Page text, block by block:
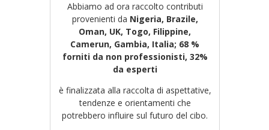
Abbiamo ad ora raccolto contributi
provenienti da Nigeria, Brazile,
Oman, UK, Togo, Filippine,
Camerun, Gambia, Italia; 68 %
forniti da non professionisti, 32%
da esperti
è finalizzata alla raccolta di aspettative,
tendenze e orientamenti che
potrebbero influire sul futuro del cibo.